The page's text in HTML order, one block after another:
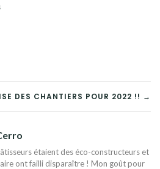
DES CHANTIERS POUR 2022 !! →
étaient des éco-constructeurs et
ont failli disparaître ! Mon goût pour